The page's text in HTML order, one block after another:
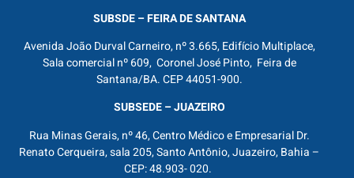
SUBSDE – FEIRA DE SANTANA
Avenida João Durval Carneiro, nº 3.665, Edifício Multiplace,
Sala comercial nº 609, Coronel José Pinto, Feira de
Santana/BA. CEP 44051-900.
SUBSEDE – JUAZEIRO
Rua Minas Gerais, nº 46, Centro Médico e Empresarial Dr.
Renato Cerqueira, sala 205, Santo Antônio, Juazeiro, Bahia –
CEP: 48.903- 020.